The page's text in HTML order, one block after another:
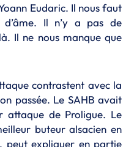
Eudaric. Il nous faut
d’âme. Il n’y a pas de
Il ne nous manque que
contrastent avec la
passée. Le SAHB avait
attaque de Proligue. Le
buteur alsacien en
peut expliquer en partie